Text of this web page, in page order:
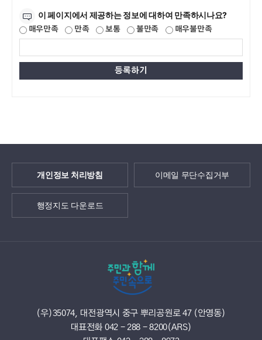
이 페이지에서 제공하는 정보에 대하여 만족하시나요?
매우만족 만족 보통 불만족 매우불만족
개인정보 처리방침 이메일 무단수집거부
행정지도 다운로드
(우)35074, 대전광역시 중구 뿌리공원로 47 (안영동)
대표전화 042 - 288 - 8200(ARS)